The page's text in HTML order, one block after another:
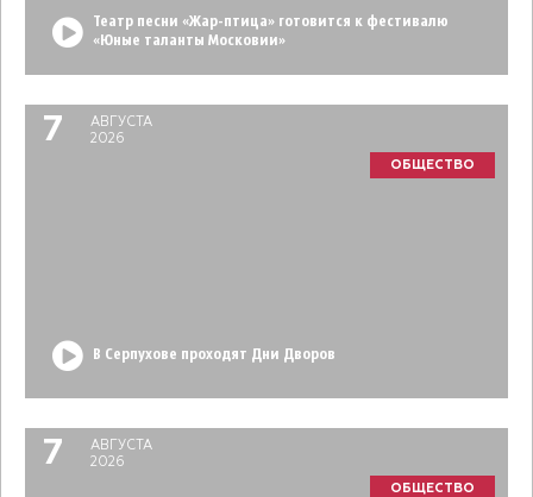
Театр песни «Жар-птица» готовится к фестивалю
«Юные таланты Московии»
7
АВГУСТА
2026
ОБЩЕСТВО
В Серпухове проходят Дни Дворов
7
АВГУСТА
2026
ОБЩЕСТВО